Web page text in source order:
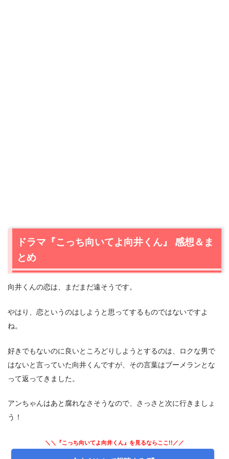
ドラマ『こっち向いてよ向井くん』 感想＆ま
とめ
向井くんの恋は、まだまだ遠そうです。
やはり、恋というのはしようと思ってするものではないですよ
ね。
好きでもないのに良いところどりしようとするのは、ロクな男で
はないと言っていた向井くんですが、その言葉はブーメランとな
って返ってきました。
アンちゃんはあと腐れなさそうなので、さっさと次に行きましょ
う！
＼＼『こっち向いてよ向井くん』を見るならここ!!／／